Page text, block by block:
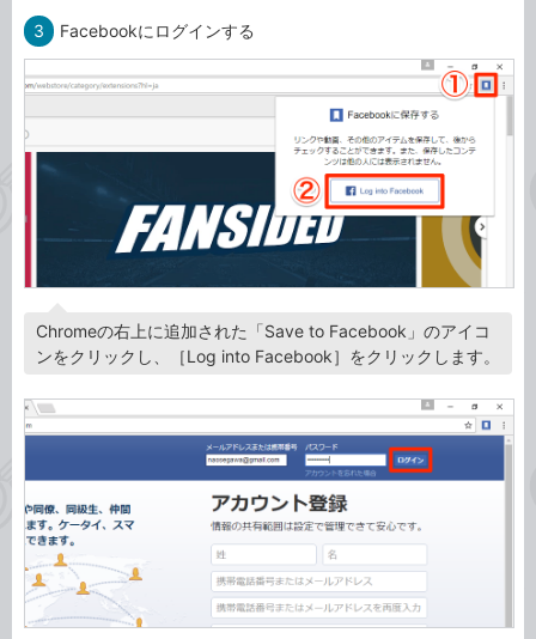
3 Facebookにログインする
Chromeの右上に追加された「Save to Facebook」のアイコ
ンをクリックし、［Log into Facebook］をクリックします。